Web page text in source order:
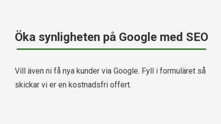
Öka synligheten på Google med SEO
Vill även ni få nya kunder via Google. Fyll i formuläret så
skickar vi er en kostnadsfri offert.